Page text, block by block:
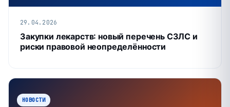
29.04.2026
Закупки лекарств: новый перечень СЗЛС и
риски правовой неопределённости
НОВОСТИ